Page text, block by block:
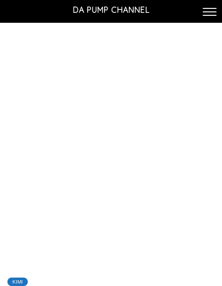
DA PUMP CHANNEL
KIMI